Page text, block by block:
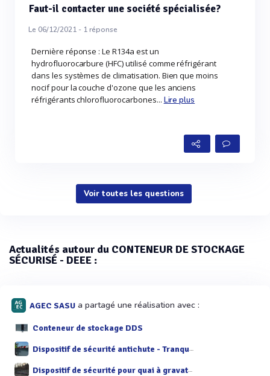
Faut-il contacter une société spécialisée?
Le 06/12/2021 - 1réponse
Dernière réponse : Le R134a est un
hydrofluorocarbure (HFC) utilisé comme réfrigérant
dans les systèmes de climatisation. Bien que moins
nocif pour la couche d'ozone que les anciens
réfrigérants chlorofluorocarbones... Lire plus
Voir toutes les questions
Actualités autour du CONTENEUR DE STOCKAGE
SÉCURISÉ - DEEE :
AGEC SASU a partagé une réalisation avec :
Conteneur de stockage DDS
Dispositif de sécurité antichute - Tranquiliquai
Dispositif de sécurité pour quai à gravats - Gravagliss©